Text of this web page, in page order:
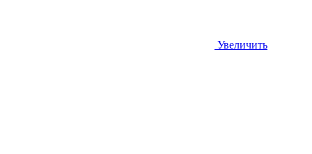
Увеличить